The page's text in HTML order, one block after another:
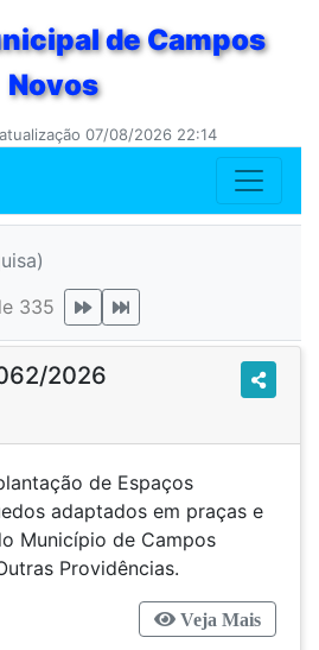
de Campos
Novos
07/08/2026 22:14
335
2026
de Espaços
adaptados em praças e
Município de Campos
Providências.
Veja Mais